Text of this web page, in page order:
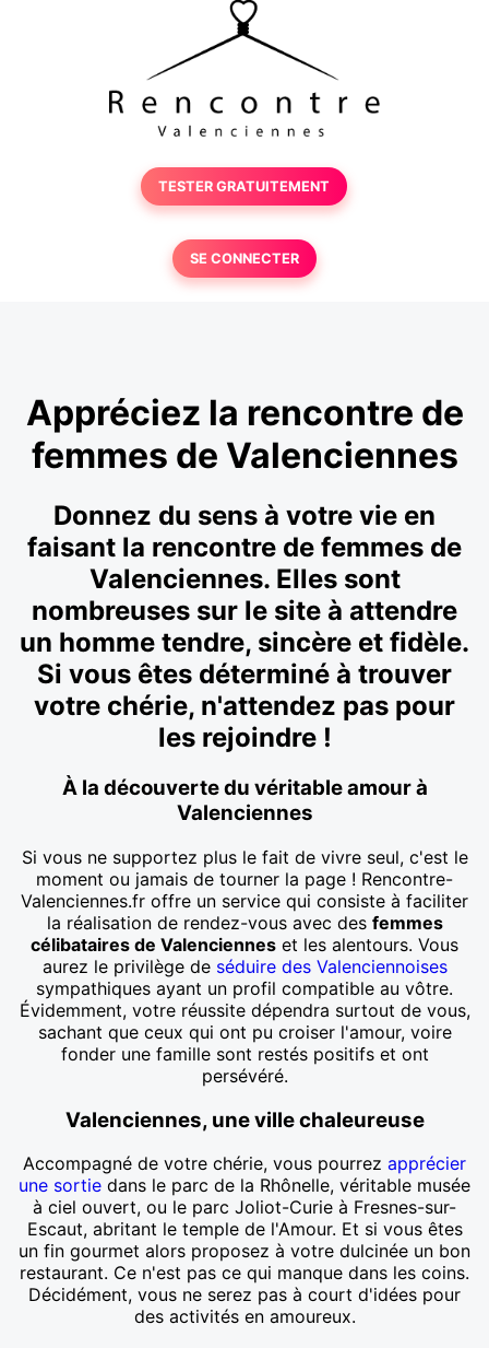
TESTER GRATUITEMENT
SE CONNECTER
Appréciez la rencontre de
femmes de Valenciennes
Donnez du sens à votre vie en
faisant la rencontre de femmes de
Valenciennes. Elles sont
nombreuses sur le site à attendre
un homme tendre, sincère et fidèle.
Si vous êtes déterminé à trouver
votre chérie, n'attendez pas pour
les rejoindre !
À la découverte du véritable amour à
Valenciennes
Si vous ne supportez plus le fait de vivre seul, c'est le
moment ou jamais de tourner la page ! Rencontre-
Valenciennes.fr offre un service qui consiste à faciliter
la réalisation de rendez-vous avec des femmes
célibataires de Valenciennes et les alentours. Vous
aurez le privilège de séduire des Valenciennoises
sympathiques ayant un profil compatible au vôtre.
Évidemment, votre réussite dépendra surtout de vous,
sachant que ceux qui ont pu croiser l'amour, voire
fonder une famille sont restés positifs et ont
persévéré.
Valenciennes, une ville chaleureuse
Accompagné de votre chérie, vous pourrez apprécier
une sortie dans le parc de la Rhônelle, véritable musée
à ciel ouvert, ou le parc Joliot-Curie à Fresnes-sur-
Escaut, abritant le temple de l'Amour. Et si vous êtes
un fin gourmet alors proposez à votre dulcinée un bon
restaurant. Ce n'est pas ce qui manque dans les coins.
Décidément, vous ne serez pas à court d'idées pour
des activités en amoureux.